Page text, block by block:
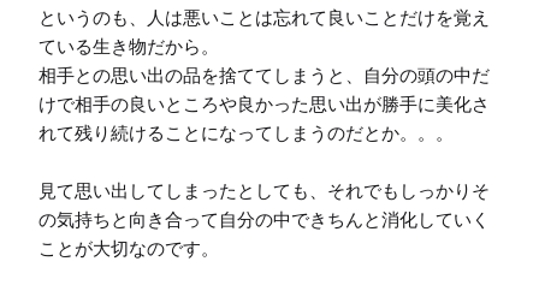
というのも、人は悪いことは忘れて良いことだけを覚え
ている生き物だから。
相手との思い出の品を捨ててしまうと、自分の頭の中だ
けで相手の良いところや良かった思い出が勝手に美化さ
れて残り続けることになってしまうのだとか。。。
見て思い出してしまったとしても、それでもしっかりそ
の気持ちと向き合って自分の中できちんと消化していく
ことが大切なのです。